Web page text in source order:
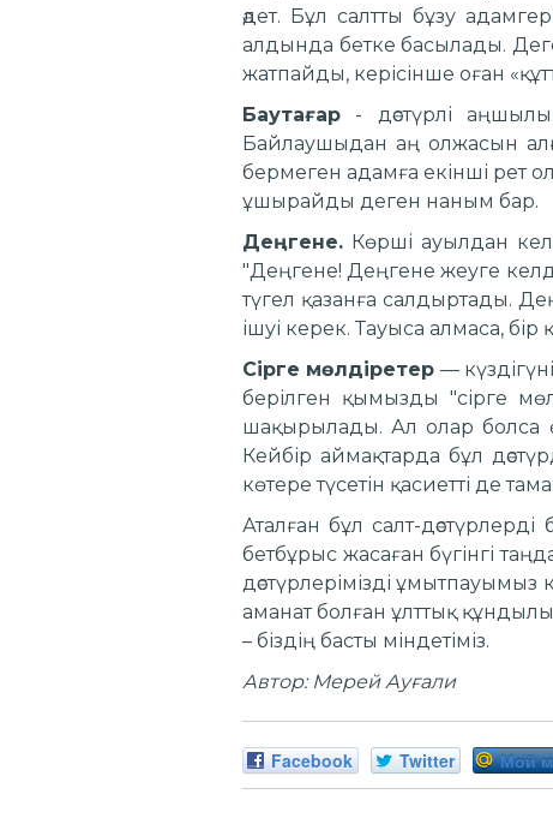
әдет. Бұл салтты бұзу
алдында бетке басылады.
жатпайды, керісінше оған
Баутағар - дәстүрлі
Байлаушыдан аң олжасын
бермеген адамға екінші рет
ұшырайды деген наным бар.
Деңгене. Көрші ауылдан
"Деңгене! Деңгене жеуге
түгел қазанға салдыртады.
ішуі керек. Тауыса алмаса,
Сірге мөлдіретер —
берілген қымызды "сірге
шақырылады. Ал олар болса
Кейбір аймақтарда бұл
көтере түсетін қасиетті де
Аталған бұл салт-
бетбұрыс жасаған бүгінгі
дәстүрлерімізді ұмытпауымыз
аманат болған ұлттық
– біздің басты міндетіміз.
Автор: Мерей Ауғали
Facebook Twitter Мой